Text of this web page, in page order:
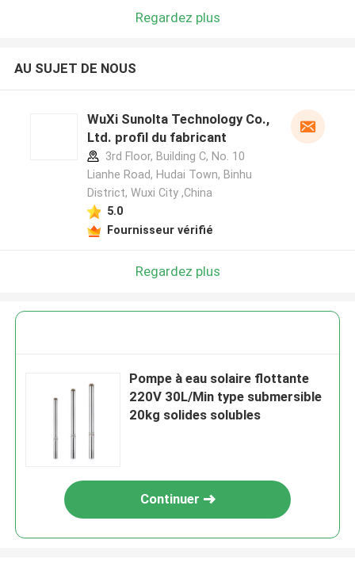
Regardez plus
AU SUJET DE NOUS
WuXi Sunolta Technology Co.,
Ltd. profil du fabricant
3rd Floor, Building C, No. 10
Lianhe Road, Hudai Town, Binhu
District, Wuxi City ,China
5.0
Fournisseur vérifié
Regardez plus
Pompe à eau solaire flottante
220V 30L/Min type submersible
20kg solides solubles
Continuer